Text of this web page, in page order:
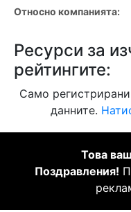
Относно компанията:
Ресурси за
рейтингите:
Само
данните.
Това
Поздравления!